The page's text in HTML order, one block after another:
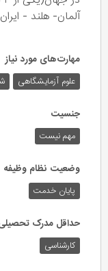
آلمان- هلند -
مهارت‌های مورد نیاز
علوم آزمایشگاهی
جنسیت
مهم نیست
وضعیت نظام وظیفه
پایان خدمت
حداقل مدرک
کارشناسی